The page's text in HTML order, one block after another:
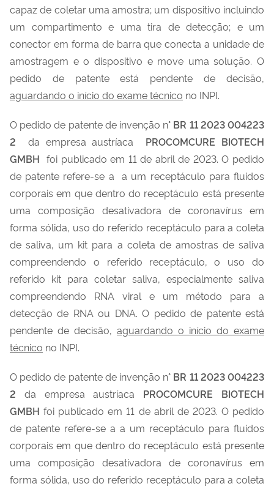
capaz de coletar uma amostra; um dispositivo incluindo
um compartimento e uma tira de detecção; e um
conector em forma de barra que conecta a unidade de
amostragem e o dispositivo e move uma solução. O
pedido de patente está pendente de decisão,
aguardando o início do exame técnico no INPI.
O pedido de patente de invenção n° BR 11 2023 004223
2 da empresa austríaca PROCOMCURE BIOTECH
GMBHfoi publicado em 11 de abril de 2023. O pedido
de patente refere-se a a um receptáculo para fluidos
corporais em que dentro do receptáculo está presente
uma composição desativadora de coronavírus em
forma sólida, uso do referido receptáculo para a coleta
de saliva, um kit para a coleta de amostras de saliva
compreendendo o referido receptáculo, o uso do
referido kit para coletar saliva, especialmente saliva
compreendendo RNA viral e um método para a
detecção de RNA ou DNA. O pedido de patente está
pendente de decisão, aguardando o início do exame
técnico no INPI.
O pedido de patente de invenção n° BR 11 2023 004223
2 da empresa austríaca PROCOMCURE BIOTECH
GMBHfoi publicado em 11 de abril de 2023. O pedido
de patente refere-se a a um receptáculo para fluidos
corporais em que dentro do receptáculo está presente
uma composição desativadora de coronavírus em
forma sólida, uso do referido receptáculo para a coleta